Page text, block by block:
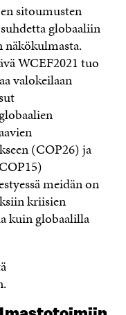
sitoumusten
globaaliin
WCEF2021 tuo
valokeilaan
(COP26) ja
meidän on
kriisien
kuin globaalilla